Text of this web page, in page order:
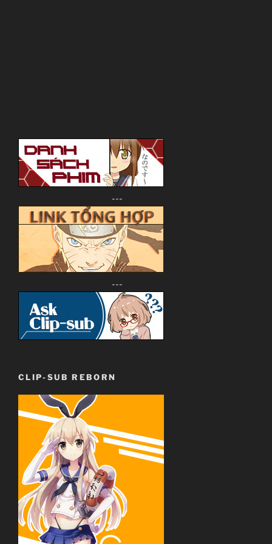
Unknown
07.04.2014 đến ??
Brain`s Base
School, Manga, Romance, Shounen
~Thành viên thực hiện~
Uncle Lì
Zenko
Giới thiệu nội dung:
Nữ Sinh Lãng Quên Một Tuần Ký Ức.
---
---
CLIP-SUB REBORN